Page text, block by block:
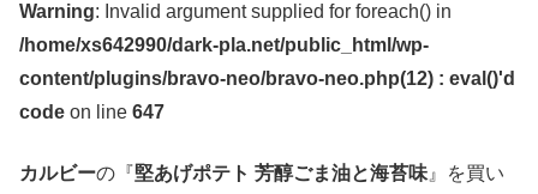
Warning: Invalid argument supplied for foreach() in
/home/xs642990/dark-pla.net/public_html/wp-
content/plugins/bravo-neo/bravo-neo.php(12) : eval()'d
code on line 647
カルビーの『堅あげポテト 芳醇ごま油と海苔味 』を買い